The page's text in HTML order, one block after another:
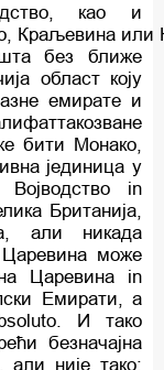
као и
Краљевина или
без ближе
област коју
емирате и
бити Монако,
јединица у
in
Британија,
али никада
може
Царевина in
Емирати, а
И тако
безначајна
али није тако: